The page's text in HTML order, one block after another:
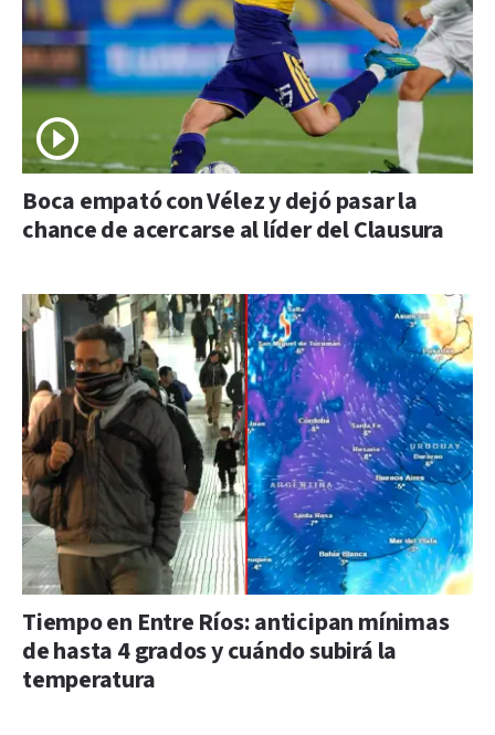
Boca empató con Vélez y dejó pasar la
chance de acercarse al líder del Clausura
Tiempo en Entre Ríos: anticipan mínimas
de hasta 4 grados y cuándo subirá la
temperatura